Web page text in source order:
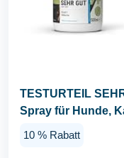
TESTURTEIL
Spray für Hunde,
10 % Rabatt